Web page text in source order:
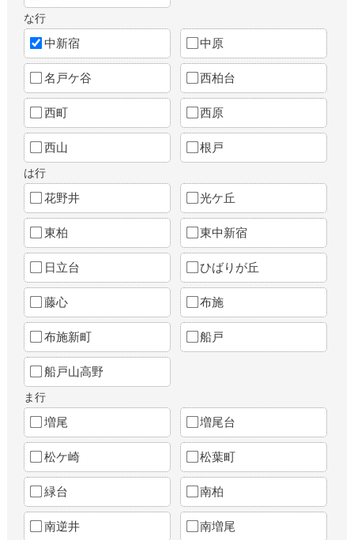
な行
中新宿 中原
名戸ケ谷 西柏台
西町 西原
西山 根戸
は行
花野井 光ケ丘
東柏 東中新宿
日立台 ひばりが丘
藤心 布施
布施新町 船戸
船戸山高野
ま行
増尾 増尾台
松ケ崎 松葉町
緑台 南柏
南逆井 南増尾